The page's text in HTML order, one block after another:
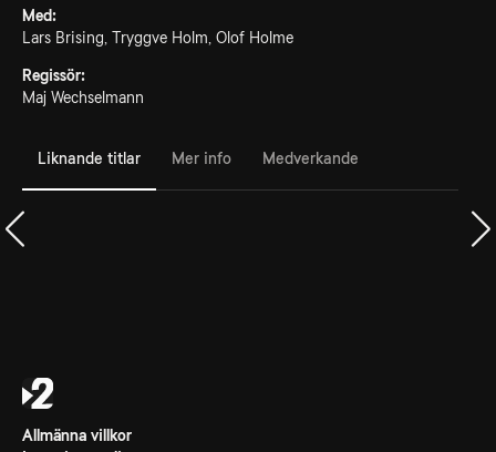
Med:
Lars Brising, Tryggve Holm, Olof Holme
Regissör:
Maj Wechselmann
Liknande titlar Mer info Medverkande
Allmänna villkor